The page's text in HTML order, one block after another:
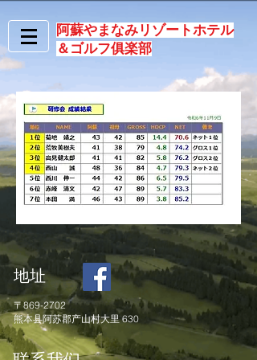
阿蘇やまなみリゾートホテル
＆ゴルフ俱楽部
地址
〒869-2702
熊本县阿苏郡产山村大里 630